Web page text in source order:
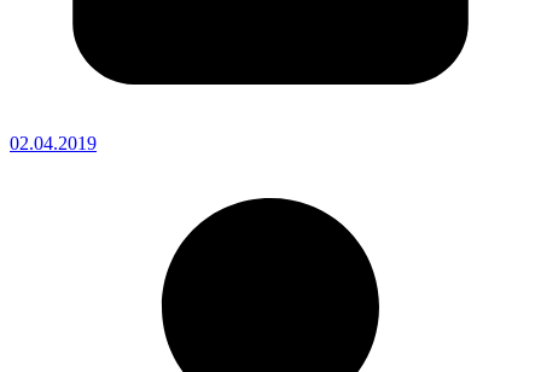
02.04.2019